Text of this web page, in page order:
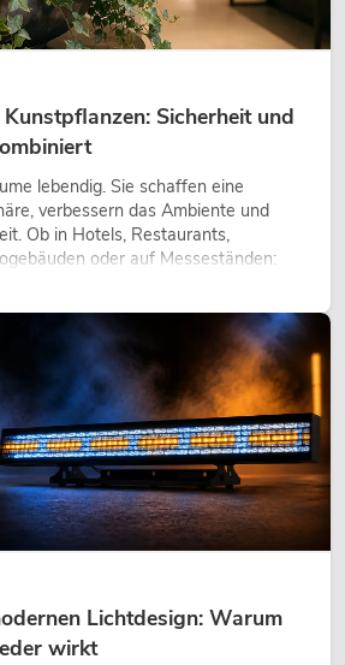
Kunstpflanzen: Sicherheit und
lebendig. Sie schaffen eine
verbessern das Ambiente und
Ob in Hotels, Restaurants,
oder auf Messeständen:
gehört heute längst zum
Lichtdesign: Warum
wirkt